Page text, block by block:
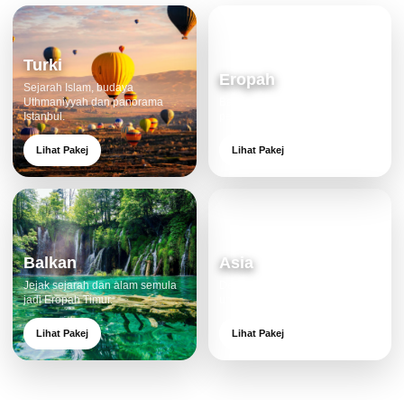
Turki
Sejarah Islam, budaya
Uthmaniyyah dan panorama
Istanbul.
Lihat Pakej
Eropah
Lihat Pakej
Balkan
Jejak sejarah dan alam semula
jadi Eropah Timur.
Lihat Pakej
Asia
Lihat Pakej